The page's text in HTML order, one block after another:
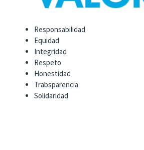
Responsabilidad
Equidad
Integridad
Respeto
Honestidad
Trabsparencia
Solidaridad